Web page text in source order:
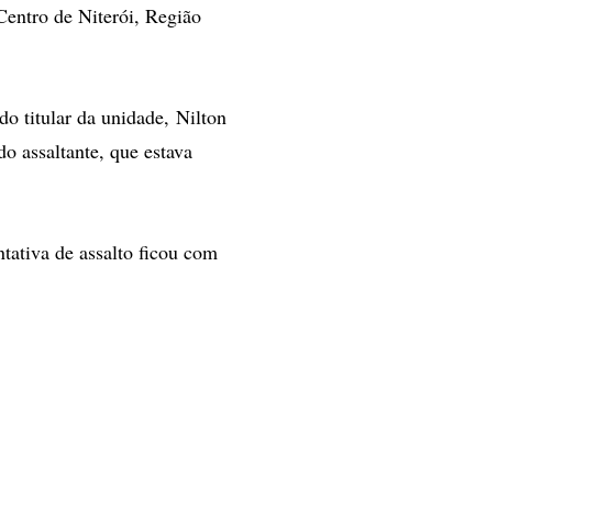
de Niterói, Região
titular da unidade, Nilton
assaltante, que estava
de assalto ficou com